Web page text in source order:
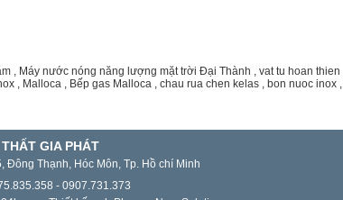
, Máy nước nóng năng lượng mặt trời Đại Thành , vat tu hoan thien
, Malloca , Bếp gas Malloca , chau rua chen kelas , bon nuoc inox ,
THẤT GIA PHÁT
Đông Thạnh, Hóc Môn, Tp. Hồ chí Minh
- 0907.731.373